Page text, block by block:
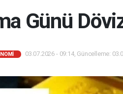
Günü
03.07.2026 - 09:14, Güncelleme: